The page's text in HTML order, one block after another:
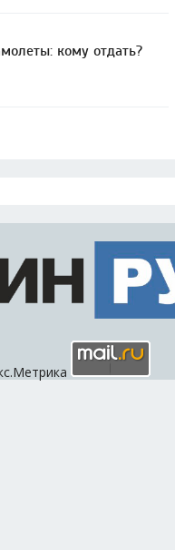
кому отдать?